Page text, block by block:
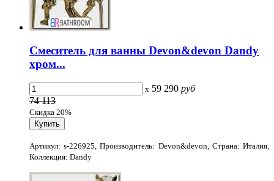
Смеситель для ванны Devon&devon Dandy
хром...
x 59 290 руб
74 113
Скидка 20%
Артикул: s-226925, Производитель: Devon&devon, Страна: Италия,
Коллекция: Dandy